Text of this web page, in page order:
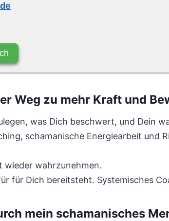
Weg zu mehr Kraft und
was Dich beschwert, und Dein
schamanische Energiearbeit und
wieder wahrzunehmen.
für Dich bereitsteht. Systemisches
mein schamanisches